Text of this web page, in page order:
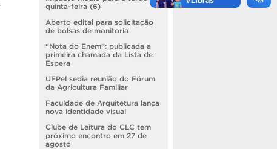
quinta-feira (6)
Aberto edital para solicitação
de bolsas de monitoria
“Nota do Enem”: publicada a
primeira chamada da Lista de
Espera
UFPel sedia reunião do Fórum
da Agricultura Familiar
Faculdade de Arquitetura lança
nova identidade visual
Clube de Leitura do CLC tem
próximo encontro em 27 de
agosto